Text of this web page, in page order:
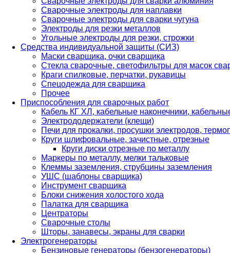
Сварочные электроды для наплавки
Сварочные электроды для сварки чугуна
Электроды для резки металлов
Угольные электроды для резки, строжки
Средства индивидуальной защиты (СИЗ)
Маски сварщика, очки сварщика
Стекла сварочные, светофильтры для масок
Краги спилковые, перчатки, рукавицы
Спецодежда для сварщика
Прочее
Приспособления для сварочных работ
Кабель КГ ХЛ, кабельные наконечники,
Электрододержатели (клещи)
Печи для прокалки, просушки электродов,
Круги шлифовальные, зачистные, отрезные
Круги диски отрезные по металлу
Маркеры по металлу, мелки тальковые
Клеммы заземления, струбцины заземления
УШС (шаблоны сварщика)
Инструмент сварщика
Блоки снижения холостого хода
Палатка для сварщика
Центраторы
Сварочные столы
Шторы, занавесы, экраны для сварки
Электрогенераторы
Бензиновые генераторы (бензогенераторы)